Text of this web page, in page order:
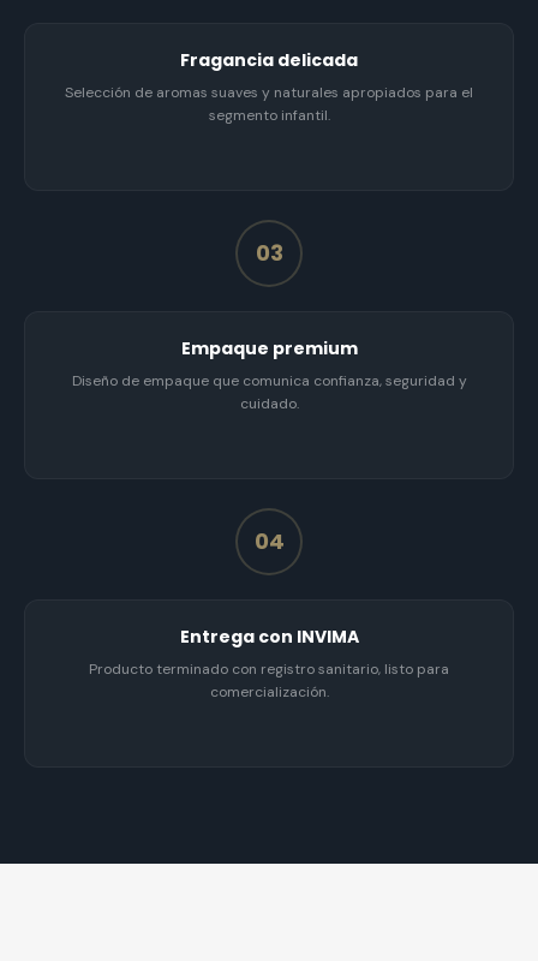
Fragancia delicada
Selección de aromas suaves y naturales apropiados para el
segmento infantil.
03
Empaque premium
Diseño de empaque que comunica confianza, seguridad y
cuidado.
04
Entrega con INVIMA
Producto terminado con registro sanitario, listo para
comercialización.